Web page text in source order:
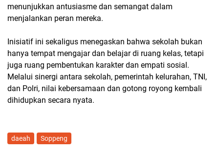
menunjukkan antusiasme dan semangat dalam
menjalankan peran mereka.
Inisiatif ini sekaligus menegaskan bahwa sekolah bukan
hanya tempat mengajar dan belajar di ruang kelas, tetapi
juga ruang pembentukan karakter dan empati sosial.
Melalui sinergi antara sekolah, pemerintah kelurahan, TNI,
dan Polri, nilai kebersamaan dan gotong royong kembali
dihidupkan secara nyata.
daeah Soppeng